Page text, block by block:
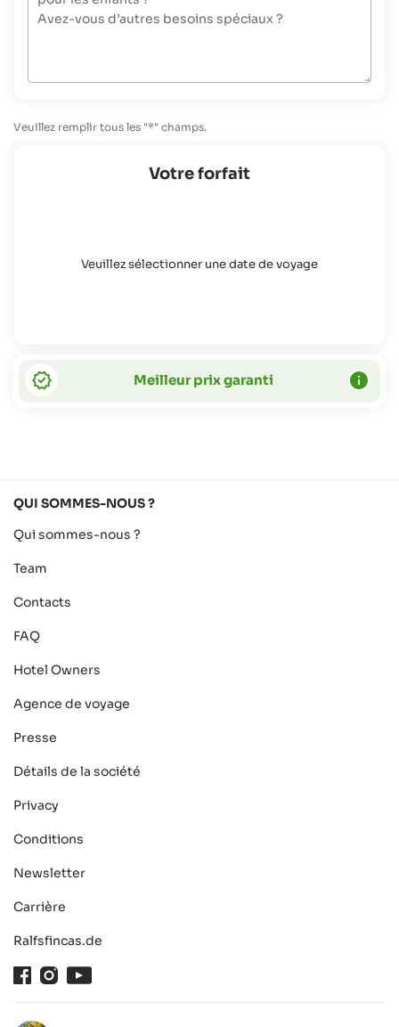
Votre forfait
Veuillez sélectionner une date de voyage
Meilleur prix garanti
Veuillez remplir tous les "*" champs.
QUI SOMMES-NOUS ?
Qui sommes-nous ?
Team
Contacts
FAQ
Hotel Owners
Agence de voyage
Presse
Détails de la société
Privacy
Conditions
Newsletter
Carrière
Ralfsfincas.de
FacebookInstagram